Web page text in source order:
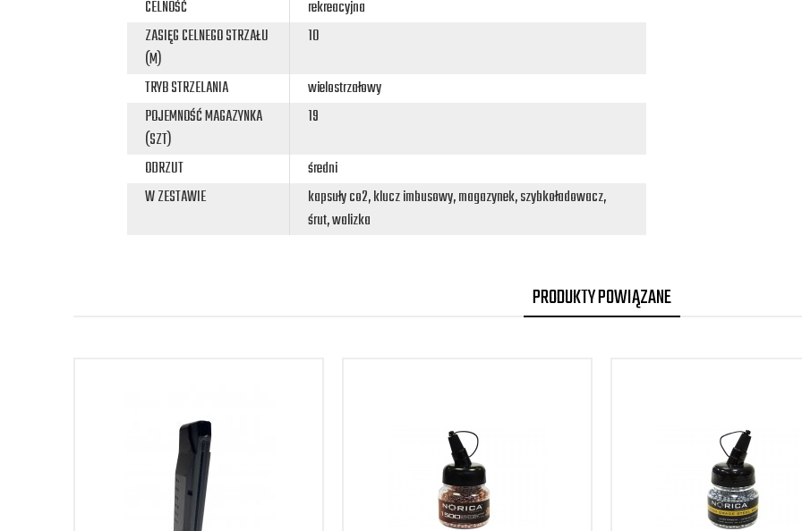
CELNOŚĆ
rekreacyjna
ZASIĘG CELNEGO STRZAŁU
(M)
10
TRYB STRZELANIA
wielostrzałowy
POJEMNOŚĆ MAGAZYNKA
(SZT)
19
ODRZUT
średni
W ZESTAWIE
kapsuły co2, klucz imbusowy, magazynek, szybkoładowacz,
śrut, walizka
PRODUKTY POWIĄZANE